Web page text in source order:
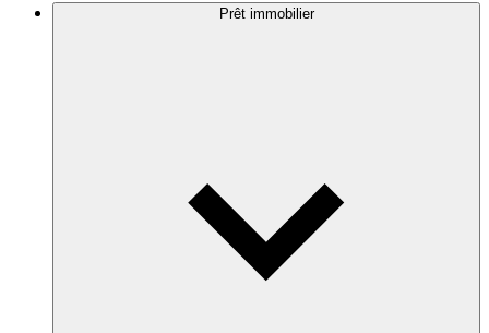
Prêt immobilier